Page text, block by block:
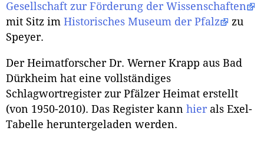
Gesellschaft zur Förderung der Wissenschaften
mit Sitz im Historisches Museum der Pfalz
zu
Speyer.
Der Heimatforscher Dr. Werner Krapp aus Bad
Dürkheim hat eine vollständiges
Schlagwortregister zur Pfälzer Heimat erstellt
(von 1950-2010). Das Register kann hierals Exel-
Tabelle heruntergeladen werden.